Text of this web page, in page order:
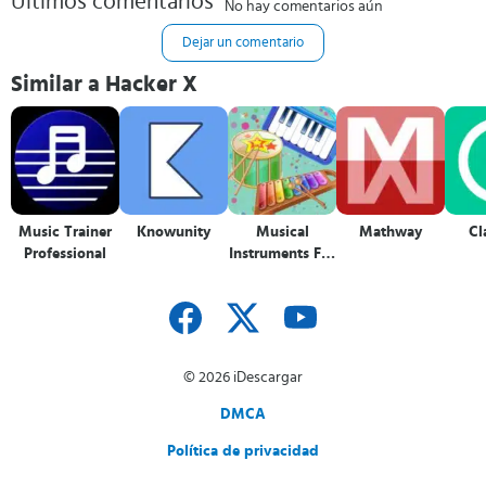
No hay comentarios aún
Dejar un comentario
Similar a Hacker X
Music Trainer
Professional
Knowunity
Musical
Instruments For
Mathway
© 2026 iDescargar
DMCA
Política de privacidad